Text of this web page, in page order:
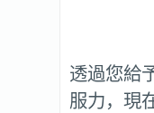
透過您給
服力，現